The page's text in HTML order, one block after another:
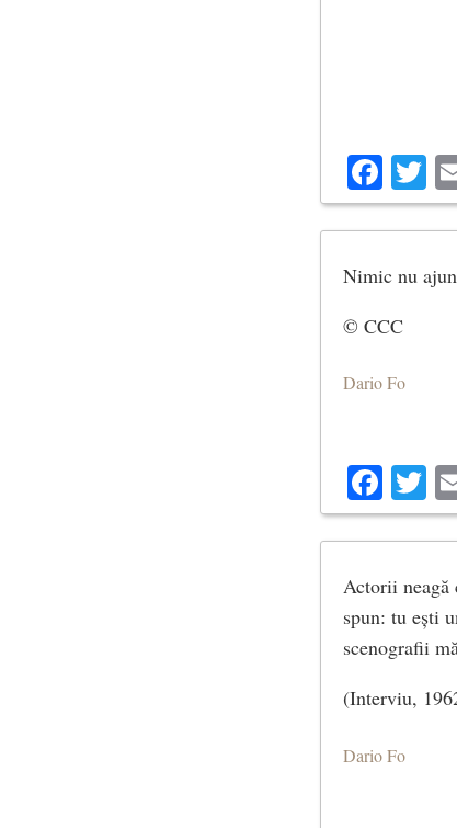
Nimic nu
© CCC
Dario Fo
Actorii
spun: tu ești
scenografii
(Interviu,
Dario Fo